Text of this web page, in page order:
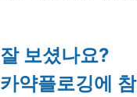
잘 보셨나요?
카약플로깅에